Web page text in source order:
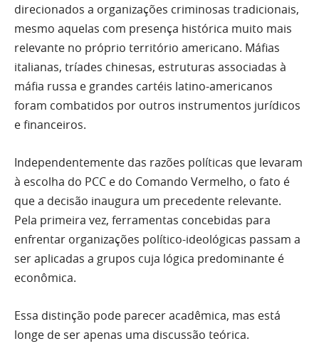
direcionados a organizações criminosas tradicionais,
mesmo aquelas com presença histórica muito mais
relevante no próprio território americano. Máfias
italianas, tríades chinesas, estruturas associadas à
máfia russa e grandes cartéis latino-americanos
foram combatidos por outros instrumentos jurídicos
e financeiros.
Independentemente das razões políticas que levaram
à escolha do PCC e do Comando Vermelho, o fato é
que a decisão inaugura um precedente relevante.
Pela primeira vez, ferramentas concebidas para
enfrentar organizações político-ideológicas passam a
ser aplicadas a grupos cuja lógica predominante é
econômica.
Essa distinção pode parecer acadêmica, mas está
longe de ser apenas uma discussão teórica.